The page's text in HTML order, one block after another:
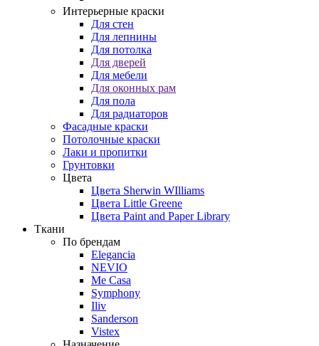
Интерьерные краски
Для стен
Для лепнины
Для потолка
Для дверей
Для мебели
Для оконных рам
Для пола
Для радиаторов
Фасадные краски
Потолочные краски
Лаки и пропитки
Грунтовки
Цвета
Цвета Sherwin WIlliams
Цвета Little Greene
Цвета Paint and Paper Library
Ткани
По брендам
Elegancia
NEVIO
Me Casa
Symphony
Iliv
Sanderson
Vistex